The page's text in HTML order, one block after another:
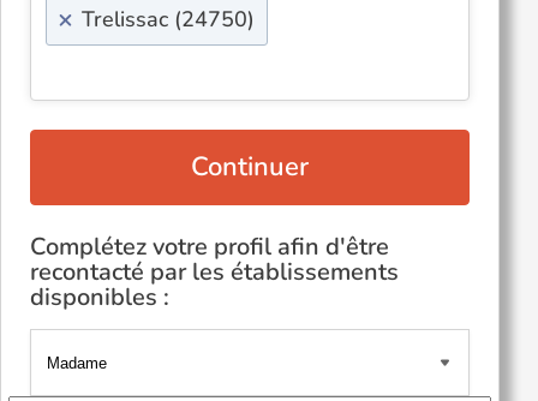
× Trelissac (24750)
Continuer
Complétez votre profil afin d'être
recontacté par les établissements
disponibles :